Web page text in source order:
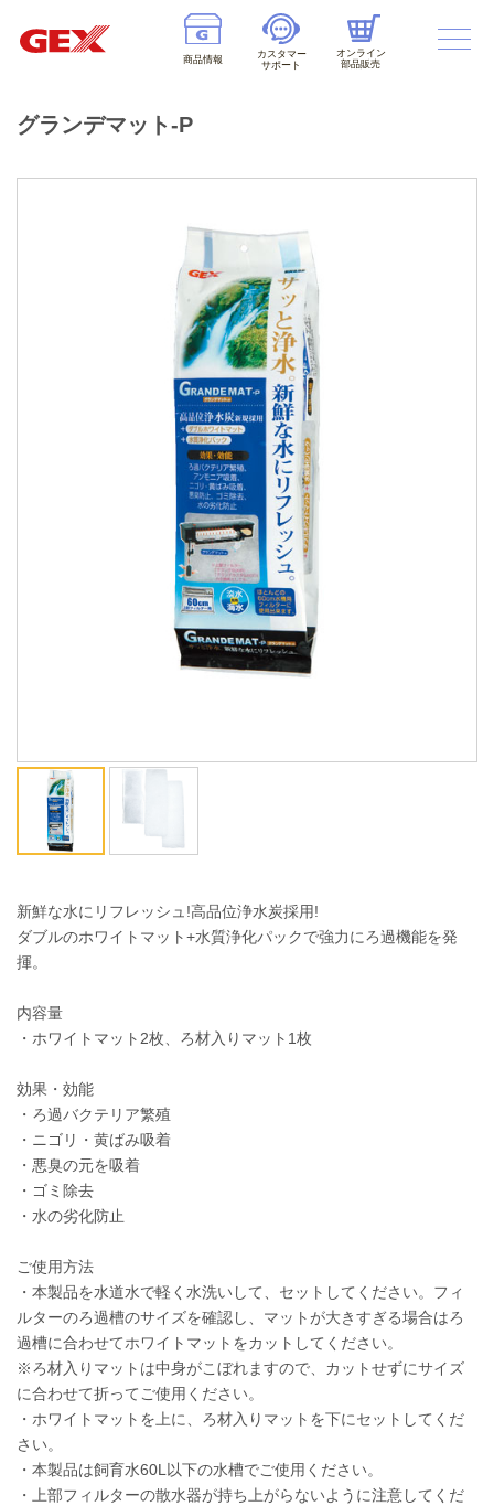
商品情報
カスタマー
サポート
オンライン
部品販売
グランデマット-P
新鮮な水にリフレッシュ!高品位浄水炭採用!
ダブルのホワイトマット+水質浄化パックで強力にろ過機能を発
揮。
内容量
・ホワイトマット2枚、ろ材入りマット1枚
効果・効能
・ろ過バクテリア繁殖
・ニゴリ・黄ばみ吸着
・悪臭の元を吸着
・ゴミ除去
・水の劣化防止
ご使用方法
・本製品を水道水で軽く水洗いして、セットしてください。フィ
ルターのろ過槽のサイズを確認し、マットが大きすぎる場合はろ
過槽に合わせてホワイトマットをカットしてください。
※ろ材入りマットは中身がこぼれますので、カットせずにサイズ
に合わせて折ってご使用ください。
・ホワイトマットを上に、ろ材入りマットを下にセットしてくだ
さい。
・本製品は飼育水60L以下の水槽でご使用ください。
・上部フィルターの散水器が持ち上がらないように注意してくだ